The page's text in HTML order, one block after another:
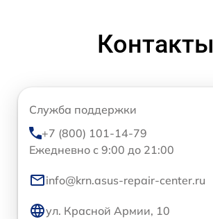
Контакты
Служба поддержки
+7 (800) 101-14-79
Ежедневно с 9:00 до 21:00
info@krn.asus-repair-center.ru
ул. Красной Армии, 10